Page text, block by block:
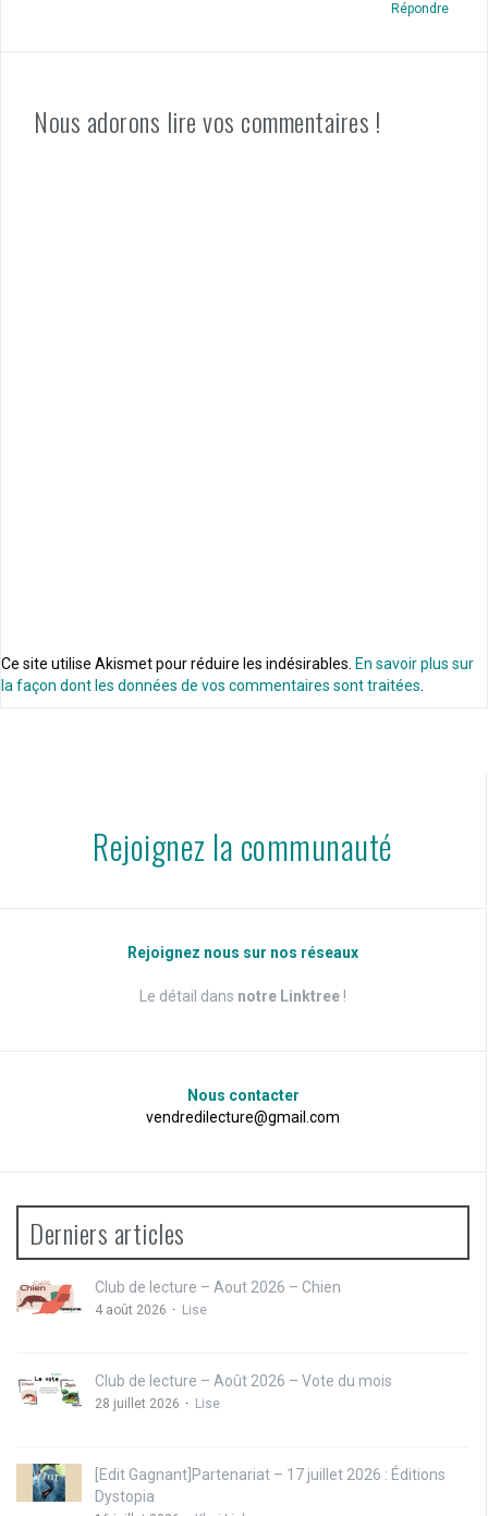
Répondre
Nous adorons lire vos commentaires !
Ce site utilise Akismet pour réduire les indésirables. En savoir plus sur
la façon dont les données de vos commentaires sont traitées
Rejoignez la communauté
Rejoignez nous sur nos réseaux
Le détail dans notre Linktree !
Nous contacter
vendredilecture@gmail.com
Derniers articles
Club de lecture – Aout 2026 – Chien
4 août 2026 Lise
Club de lecture – Août 2026 – Vote du mois
28 juillet 2026 Lise
[Edit Gagnant]Partenariat – 17 juillet 2026 : Éditions
Dystopia